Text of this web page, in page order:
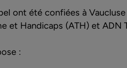
ont été confiées à
et Handicaps (ATH) et ADN
: